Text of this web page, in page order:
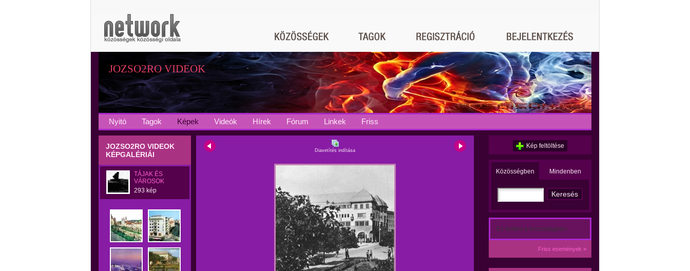
JOZSO2RO VIDEOK
Nyitó Tagok Képek Videók Hírek Fórum Linkek Friss
JOZSO2RO VIDEOK
KÉPGALÉRIÁI
TÁJAK ÉS
VÁROSOK
293 kép
Diavetítés indítása
Kép feltöltése
Közösségben Mindenben
Ez történt a közösségben:
Friss események »